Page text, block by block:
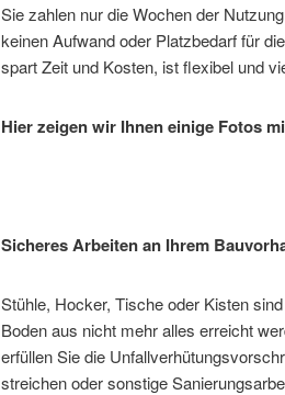
Sie zahlen nur die Wochen der
keinen Aufwand oder Platzbedarf für
spart Zeit und Kosten, ist flexibel und
Hier zeigen wir Ihnen einige Fotos
Sicheres Arbeiten an Ihrem
Stühle, Hocker, Tische oder Kisten
Boden aus nicht mehr alles erreicht
erfüllen Sie die
streichen oder sonstige